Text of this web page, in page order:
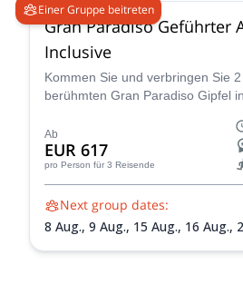
Einer Gruppe beitreten
Gran Paradiso Geführter
Inclusive
Kommen Sie und verbringen Sie
berühmten Gran Paradiso Gipfel
Guides im Peakshunter-Team zu
Ab
EUR 617
pro Person für 3 Reisende
Next group dates:
8 Aug., 9 Aug., 15 Aug., 16 Aug.,